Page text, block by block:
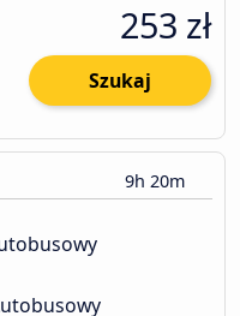
253 zł
Szukaj
9h 20m